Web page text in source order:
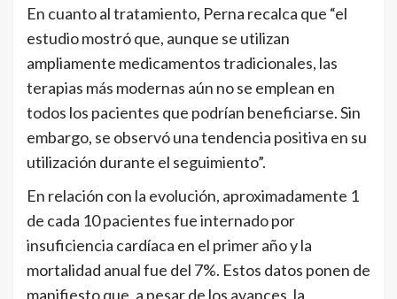
En cuanto al tratamiento, Perna recalca que “el
estudio mostró que, aunque se utilizan
ampliamente medicamentos tradicionales, las
terapias más modernas aún no se emplean en
todos los pacientes que podrían beneficiarse. Sin
embargo, se observó una tendencia positiva en su
utilización durante el seguimiento”.
En relación con la evolución, aproximadamente 1
de cada 10 pacientes fue internado por
insuficiencia cardíaca en el primer año y la
mortalidad anual fue del 7%. Estos datos ponen de
manifiesto que, a pesar de los avances, la